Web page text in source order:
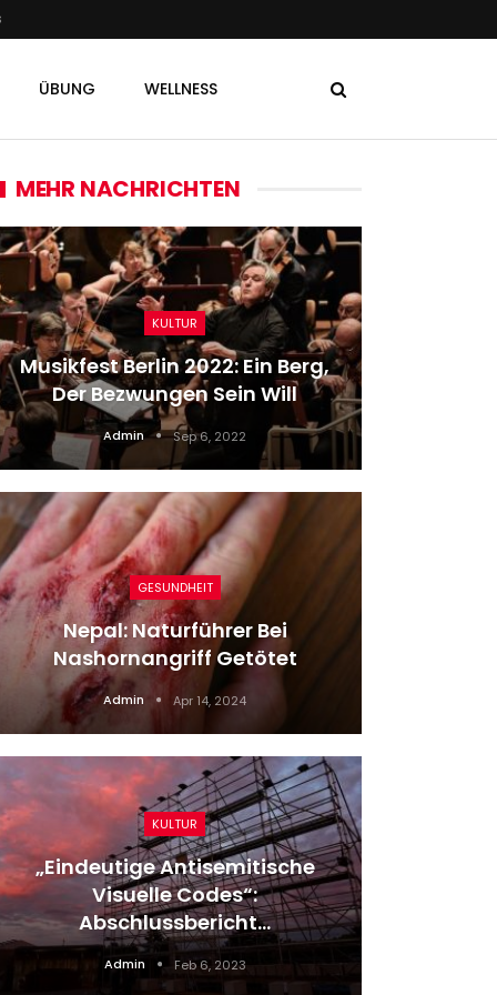
ÜBUNG WELLNESS
MEHR NACHRICHTEN
KULTUR
Musikfest Berlin 2022: Ein Berg,
Der Bezwungen Sein Will
Admin Sep 6, 2022
GESUNDHEIT
Nepal: Naturführer Bei
Nashornangriff Getötet
Admin Apr 14, 2024
KULTUR
„Eindeutige Antisemitische
Visuelle Codes“:
Abschlussbericht…
Admin Feb 6, 2023